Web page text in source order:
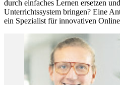
durch einfaches Lernen ersetzen
Unterrichtssystem bringen? Eine
ein Spezialist für innovativen